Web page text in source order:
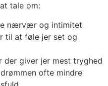
tale om:
nærvær og intimitet
til at føle jer set og
giver jer mest tryghed
ofte mindre